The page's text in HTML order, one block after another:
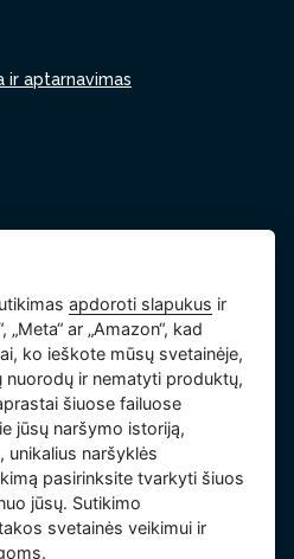
ir aptarnavimas
apdoroti slapukus ir
ar „Amazon“, kad
ko ieškote mūsų svetainėje,
nuorodų ir nematyti produktų,
šiuose failuose
jūsų naršymo istoriją,
unikalius naršyklės
pasirinksite tvarkyti šiuos
jūsų. Sutikimo
svetainės veikimui ir